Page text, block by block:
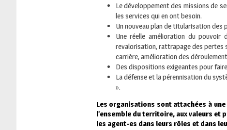
Le développement des missions de
les services qui en ont besoin.
Un nouveau plan de titularisation des
Une réelle amélioration du
revalorisation, rattrapage des pertes
carrière, amélioration des
Des dispositions exigeantes pour
La défense et la pérennisation du
».
Les organisations sont attachées à
l’ensemble du territoire, aux valeurs
les agent-es dans leurs rôles et dans